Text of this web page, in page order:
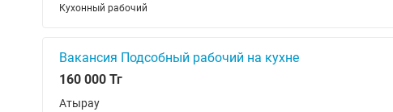
Кухонный рабочий
Вакансия Подсобный рабочий на кухне
160 000 Тг
Атырау